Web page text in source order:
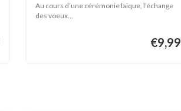
Au cours d’une cérémonie laïque, l’échange
des voeux...
€9,99